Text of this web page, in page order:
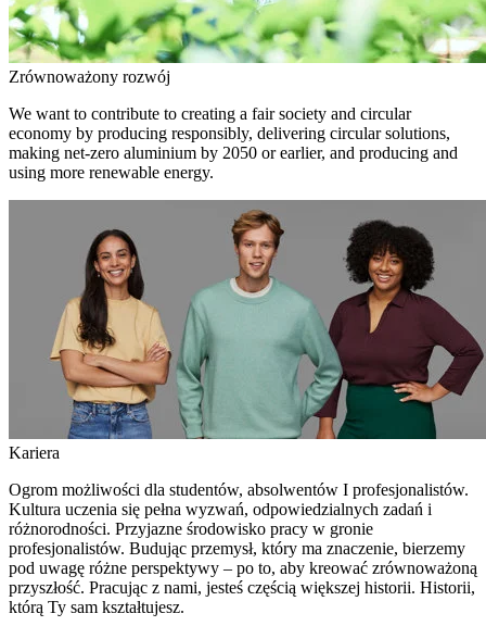
Zrównoważony rozwój
We want to contribute to creating a fair society and circular
economy by producing responsibly, delivering circular solutions,
making net-zero aluminium by 2050 or earlier, and producing and
using more renewable energy.
Kariera
Ogrom możliwości dla studentów, absolwentów I profesjonalistów.
Kultura uczenia się pełna wyzwań, odpowiedzialnych zadań i
różnorodności. Przyjazne środowisko pracy w gronie
profesjonalistów. Budując przemysł, który ma znaczenie, bierzemy
pod uwagę różne perspektywy – po to, aby kreować zrównoważoną
przyszłość. Pracując z nami, jesteś częścią większej historii. Historii,
którą Ty sam kształtujesz.